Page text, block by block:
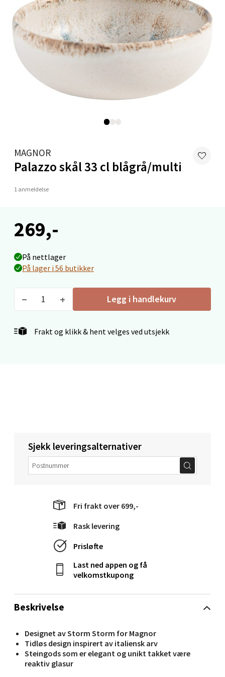
MAGNOR
Palazzo skål 33 cl blågrå/multi
1 anmeldelse
269,-
På nettlager
På lager i 56 butikker
Legg i handlekurv
Frakt og klikk & hent velges ved utsjekk
Beskrivelse
Designet av Storm Storm for Magnor
Tidløs design inspirert av italiensk arv
Steingods som er elegant og unikt takket være
reaktiv glasur
Sjekk leveringsalternativer
Fri frakt over 699,-
Rask levering
Prisløfte
Last ned appen og få
velkomstkupong
Narvik - Thon Senter
Malmporten
Bolagsgata 1, 8514 Narvik
8 i butikk
Bergen - Oasen Senter
Åpent i dag 10-18
Oppdal - Aunasenteret
Aunasenteret, Sunndalsvegen 3, 7340 Oppdal
6 i butikk
Orkanger
Åpent i dag 09-18
7 i butikk
Sandvika - Thon Senter Sandvika
Brodtkorbsgate 7, 1338 Sandvika
12 i butikk